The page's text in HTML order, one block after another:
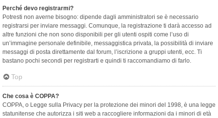
Perché devo registrarmi?
Potresti non averne bisogno: dipende dagli amministratori se è necessario
registrarsi per inviare messaggi. Comunque, la registrazione ti darà accesso ad
altre funzioni che non sono disponibili per gli utenti ospiti come l’uso di
un’immagine personale definibile, messaggistica privata, la possibilità di inviare
messaggi di posta direttamente dal forum, l’iscrizione a gruppi utenti, ecc. Ti
bastano pochi secondi per registrarti e quindi ti raccomandiamo di farlo.
Top
Che cosa è COPPA?
COPPA, o Legge sulla Privacy per la protezione dei minori del 1998, è una legge
statunitense che autorizza i siti web a raccogliere informazioni da i minori di età